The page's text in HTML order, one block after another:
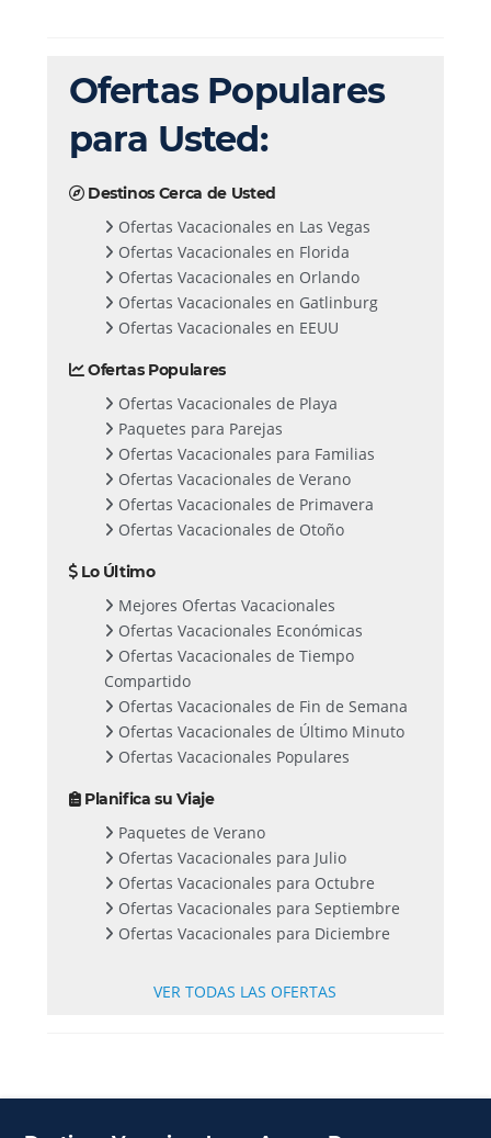
Ofertas Populares
para Usted:
Destinos Cerca de Usted
Ofertas Vacacionales en Las Vegas
Ofertas Vacacionales en Florida
Ofertas Vacacionales en Orlando
Ofertas Vacacionales en Gatlinburg
Ofertas Vacacionales en EEUU
Ofertas Populares
Ofertas Vacacionales de Playa
Paquetes para Parejas
Ofertas Vacacionales para Familias
Ofertas Vacacionales de Verano
Ofertas Vacacionales de Primavera
Ofertas Vacacionales de Otoño
Lo Último
Mejores Ofertas Vacacionales
Ofertas Vacacionales Económicas
Ofertas Vacacionales de Tiempo
Compartido
Ofertas Vacacionales de Fin de Semana
Ofertas Vacacionales de Último Minuto
Ofertas Vacacionales Populares
Planifica su Viaje
Paquetes de Verano
Ofertas Vacacionales para Julio
Ofertas Vacacionales para Octubre
Ofertas Vacacionales para Septiembre
Ofertas Vacacionales para Diciembre
VER TODAS LAS OFERTAS